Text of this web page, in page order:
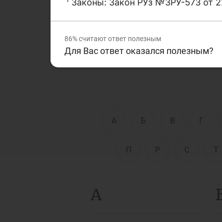
Финансовый рынок
финансовой сферам.
А Б В Г
П Р С Т
А
Законы: Закон РУз №ЗРУ-573 от
86%считают ответ полезным
Для Вас ответ оказался полезным?